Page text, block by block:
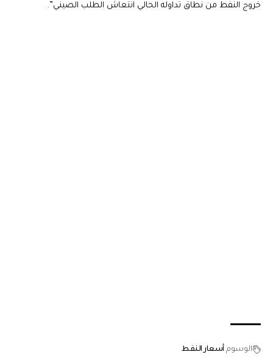
خروج النفط من نطاق تداوله الحالي انتعاش الطلب الصيني”.
الوسوم أسعار النفط